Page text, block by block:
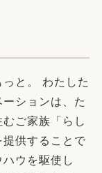
っと。 わたした
ションは、た
ご家族「らし
供することで
ウを駆使し